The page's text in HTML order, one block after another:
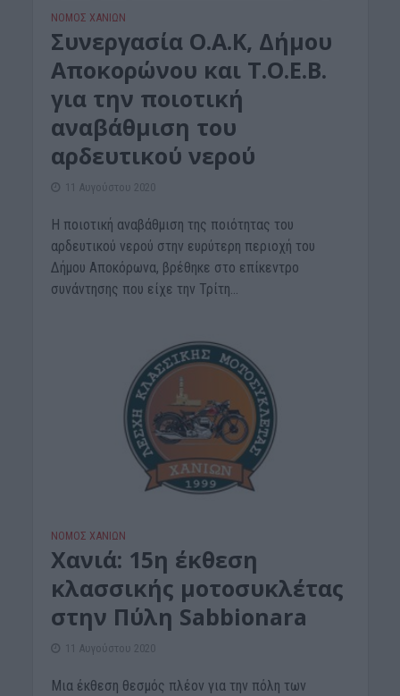
ΝΟΜΌΣ ΧΑΝΊΩΝ
Συνεργασία Ο.Α.Κ, Δήμου
Αποκορώνου και Τ.Ο.Ε.Β.
για την ποιοτική
αναβάθμιση του
αρδευτικού νερού
11 Αυγούστου 2020
Η ποιοτική αναβάθμιση της ποιότητας του
αρδευτικού νερού στην ευρύτερη περιοχή του
Δήμου Αποκόρωνα, βρέθηκε στο επίκεντρο
συνάντησης που είχε την Τρίτη...
ΝΟΜΌΣ ΧΑΝΊΩΝ
Xανιά: 15η έκθεση
κλασσικής μοτοσυκλέτας
στην Πύλη Sabbionara
11 Αυγούστου 2020
Μια έκθεση θεσμός πλέον για την πόλη των